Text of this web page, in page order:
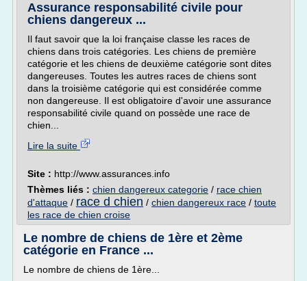
Assurance responsabilité civile pour
chiens dangereux ...
Il faut savoir que la loi française classe les races de
chiens dans trois catégories. Les chiens de première
catégorie et les chiens de deuxième catégorie sont dites
dangereuses. Toutes les autres races de chiens sont
dans la troisième catégorie qui est considérée comme
non dangereuse. Il est obligatoire d'avoir une assurance
responsabilité civile quand on possède une race de
chien...
Lire la suite
Site : http://www.assurances.info
Thèmes liés : chien dangereux categorie / race chien
d'attaque / race d chien / chien dangereux race / toute
les race de chien croise
Le nombre de chiens de 1ère et 2ème
catégorie en France ...
Le nombre de chiens de 1ère...